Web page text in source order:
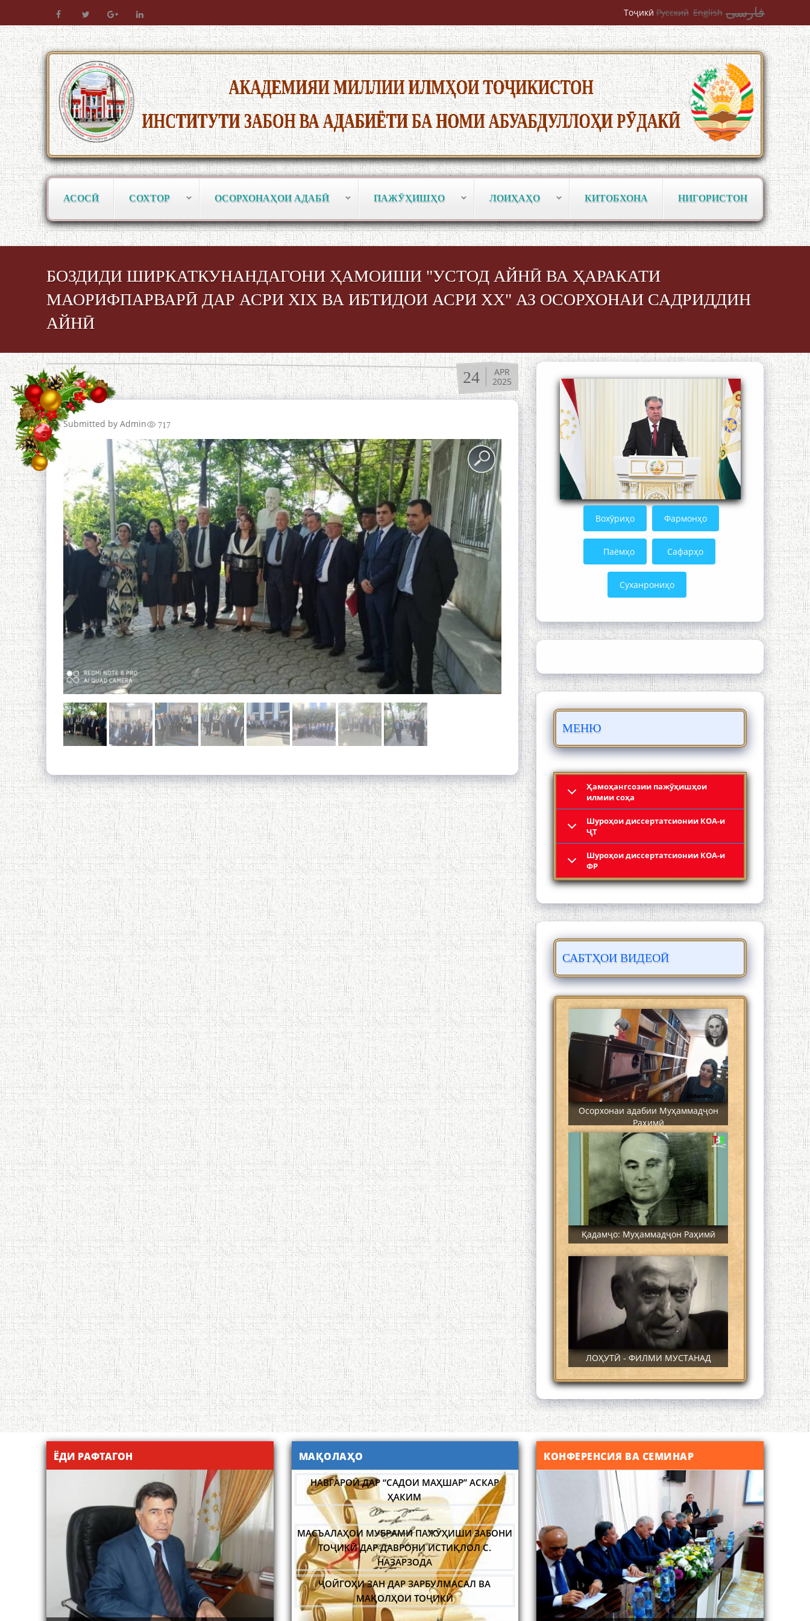
Тоҷикӣ Русский English فارسی
АСОСӢ СОХТОР ОСОРХОНАҲОИ АДАБӢ ПАЖӮҲИШҲО ЛОИҲАҲО КИТОБХОНА НИГОРИСТОН
БОЗДИДИ ШИРКАТКУНАНДАГОНИ ҲАМОИШИ "УСТОД АЙНӢ ВА ҲАРАКАТИ
МАОРИФПАРВАРӢ ДАР АСРИ XIX ВА ИБТИДОИ АСРИ XX" АЗ ОСОРХОНАИ САДРИДДИН
АЙНӢ
24
APR
2025
Submitted by Admin 717
Вохӯриҳо Фармонҳо
Паёмҳо Сафарҳо
Суханрониҳо
МЕНЮ
Ҳамоҳангсозии пажӯҳишҳои
илмии соҳа
Шyроҳои диссертатсионии КОА-и
ҶТ
Шyроҳои диссертатсионии КОА-и
ФР
САБТҲОИ ВИДЕОӢ
БУЗУРГТАРИН МУТАФАККИР ВА
به عبارت دیگر: گفتگو با مومن قناعت
Mumin Qanoat
Сухбати навқаламон бо Муъмин
Mumyin Kanoat
Устод Мумин Қаноат (Ustod Mumin
Qanoat) and Master Mehryar
Mehrafarin about the conflict of the
name of the Persian Gulf
Сайри Дарвоз бо Мӯъмин Қаноат:
Чанор ҳам "гап" мезанад
МАОРИФИ КИШВАР АЗ ҶОНИБИ
ОЛИМОНИ АКАДЕМИЯИ МИЛЛИИ
ОСОРХОНАИ МӮЪМИН ҚАНОАТ
Кадамчо Худои Шарифзода
Сайре дар Осорхона Муҳаммадҷон
Раҳимӣ
Осорхонаи адабии Муҳаммадҷон
Раҳимӣ
Қадамҷо: Муҳаммадҷон Раҳимӣ
ЛОҲУТӢ - ФИЛМИ МУСТАНАД
Қадамҷо - Лоҳутӣ
4-уми декабр- зодрӯзи шоири
абадзинда Абулқосим Лоҳутӣ
ЁДИ РАФТАГОН МАҚОЛАҲО
МАСЪАЛАҲОИ МУБРАМИ ПАЖӮҲИШИ ЗАБОНИ
ТОҶИКӢ ДАР ДАВРОНИ ИСТИҚЛОЛ С.
НАЗАРЗОДА
ҶОЙГОҲИ ЗАН ДАР ЗАРБУЛМАСАЛ ВА
МАҚОЛҲОИ ТОҶИКӢ
ИҚТИБОСШАВИИ ВОЖАҲОИ ЗАБОНИ ТОҶИКӢ
ДАР ЗАБОНИ ВАХОНӢ З. МАМАДАМИНОВА.
КОНФЕРЕНСИЯ ВА СЕМИНАР